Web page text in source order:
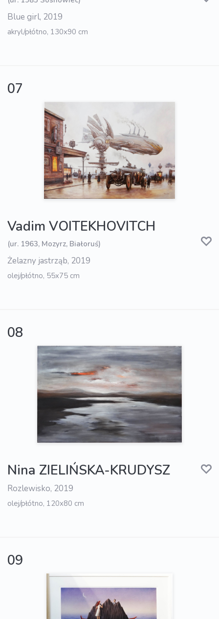
Blue girl, 2019
akryl/płótno, 130x90 cm
07
Vadim VOITEKHOVITCH
(ur. 1963, Mozyrz, Białoruś)
Żelazny jastrząb, 2019
olej/płótno, 55x75 cm
08
Nina ZIELIŃSKA-KRUDYSZ
Rozlewisko, 2019
olej/płótno, 120x80 cm
09